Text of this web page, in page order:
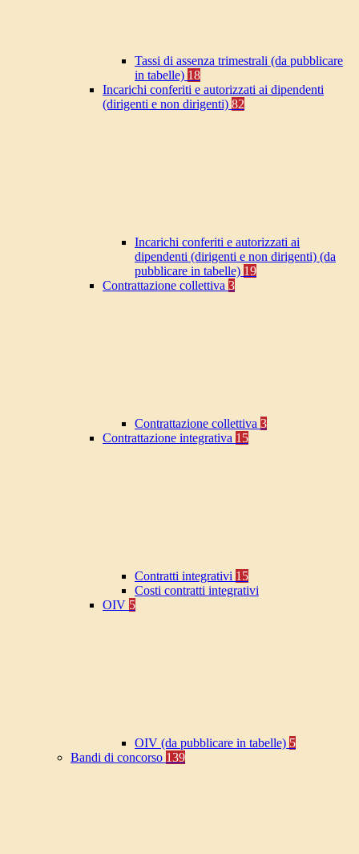
Tassi di assenza trimestrali (da pubblicare
in tabelle) 18
Incarichi conferiti e autorizzati ai dipendenti
(dirigenti e non dirigenti) 82
Incarichi conferiti e autorizzati ai
dipendenti (dirigenti e non dirigenti) (da
pubblicare in tabelle) 19
Contrattazione collettiva 3
Contrattazione collettiva 3
Contrattazione integrativa 15
Contratti integrativi 15
Costi contratti integrativi
OIV 5
OIV (da pubblicare in tabelle) 5
Bandi di concorso 139